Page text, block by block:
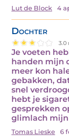
Lut de Block 4
Dochter
3.0
Je voeten
handen mijn
meer kon
gebakken,
snel
hebt je
gesprekken
glimlach mijn
Tomas Lieske 6